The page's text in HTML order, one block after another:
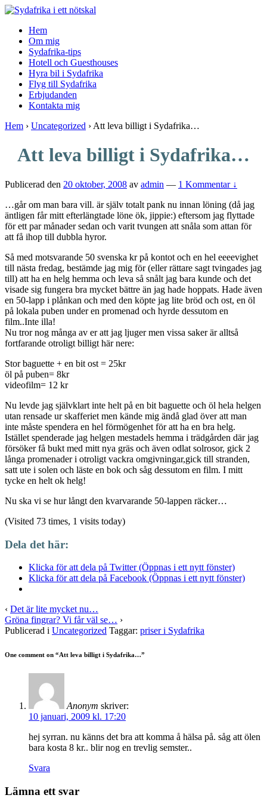
↓
Main
Content
Hem
Om mig
Sydafrika-tips
Hotell och Guesthouses
Hyra bil i Sydafrika
Flyg till Sydafrika
Erbjudanden
Kontakta mig
Hem › Uncategorized › Att leva billigt i Sydafrika…
Att leva billigt i Sydafrika…
Publicerad den 20 oktober, 2008 av admin — 1 Kommentar ↓
…går om man bara vill. är själv totalt pank nu innan löning (då jag
äntligen får mitt efterlängtade löne ök, jippie:) eftersom jag flyttade
för ett par månader sedan och varit tvungen att snåla som attan för
att få ihop till dubbla hyror.
Så med motsvarande 50 svenska kr på kontot och en hel eeeevighet
till nästa fredag, bestämde jag mig för (eller rättare sagt tvingades jag
till) att ha en helg hemma och leva så snålt jag bara kunde och det
visade sig fungera bra mycket bättre än jag hade hoppats. Hade även
en 50-lapp i plånkan och med den köpte jag lite bröd och ost, en öl
på lokala puben under en promenad och hyrde dessutom en
film..Inte illa!
Nu tror nog många av er att jag ljuger men vissa saker är alltså
fortfarande otroligt billigt här nere:
Stor baguette + en bit ost = 25kr
öl på puben= 8kr
videofilm= 12 kr
Nu levde jag självklart inte helt på en bit baguette och öl hela helgen
utan rensade ur skafferiet men kände mig ändå glad över att man
inte måste spendera en hel förmögenhet för att ha en bra helg.
Istället spenderade jag helgen mestadels hemma i trädgården där jag
försöker få bukt med mitt nya gräs och även odlat solrosor, gick 2
långa promenader i otroligt vackra omgivningar,gick till stranden,
satt ute i solen och läste en bok och såg dessutom en film. I mitt
tycke en helt ok helg!
Nu ska vi se hur långt den kvarvarande 50-lappen räcker…
(Visited 73 times, 1 visits today)
Dela det här:
Klicka för att dela på Twitter (Öppnas i ett nytt fönster)
Klicka för att dela på Facebook (Öppnas i ett nytt fönster)
‹ Det är lite mycket nu…
Gröna fingrar? Vi får väl se… ›
Publicerad i Uncategorized Taggar: priser i Sydafrika
One comment on “Att leva billigt i Sydafrika…”
Anonym skriver:
10 januari, 2009 kl. 17:20
hej syrran. nu känns det bra att komma å hälsa på. såg att ölen
bara kosta 8 kr.. blir nog en trevlig semster..
Svara
Lämna ett svar